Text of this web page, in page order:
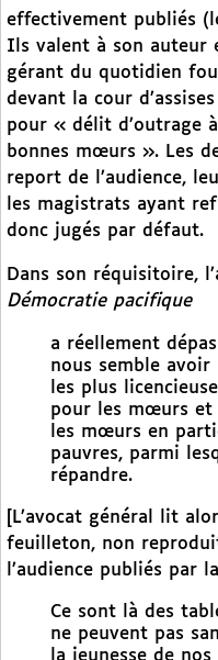
effectivement publiés
Ils valent à son auteur
gérant du quotidien
devant la cour
pour « délit d’outrage
bonnes mœurs ». Les
report de l’audience,
les magistrats ayant
donc jugés par défaut.
Dans son réquisitoire,
Démocratie pacifique
a réellement
nous semble avoir
les plus
pour les mœurs et
les mœurs en
pauvres, parmi
répandre.
[L’avocat général lit
feuilleton, non
l’audience publiés par
Ce sont là des
ne peuvent pas